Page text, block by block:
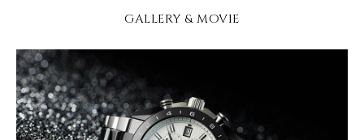
GALLERY & MOVIE